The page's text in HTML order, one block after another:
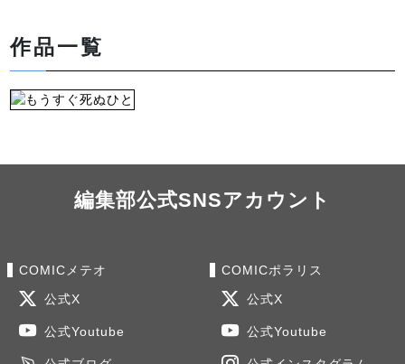
作品一覧
編集部公式SNSアカウント
COMICメテオ
公式X
公式Youtube
COMICポラリス
公式X
公式Youtube